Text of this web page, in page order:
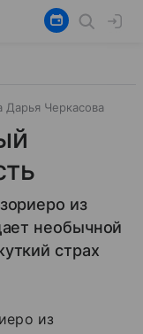
Дарья Черкасова
из
необычной
страх
из